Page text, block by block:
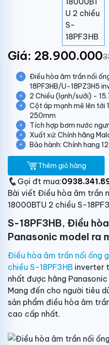
Giá: 28.900.000
Điều hòa âm trần nối
18PF3HB/U-18PZ3H5
2 Chiều (lạnh/sưởi) -
Cột áp mạnh mẽ lên tới
250mm
Tích hợp bơm nước
Xuất xứ: Chính hãng
Bảo hành: Chính hang
Thêm giỏ hàng
Gọi đt mua:
Bài viết Điều hòa âm trần
18000BTU 2 chiều S-
S-18PF3HB, Điều
Panasonic model ra
Điều hòa âm trần nối ống
chiều S-18PF3HB inverter
nhất được hãng
Mang đến cho người tiêu
sản phẩm điều hòa âm
cao cấp nhất.